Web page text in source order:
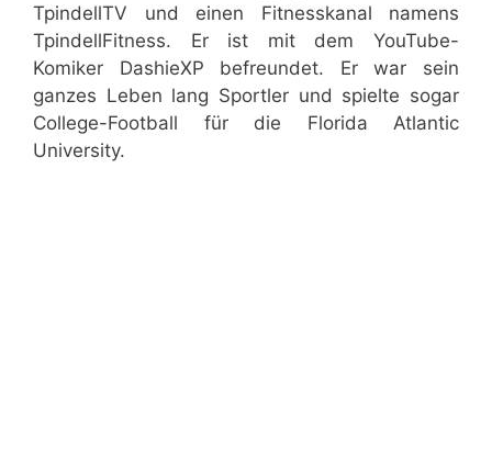
TpindellTV und einen Fitnesskanal namens
TpindellFitness. Er ist mit dem YouTube-
Komiker DashieXP befreundet. Er war sein
ganzes Leben lang Sportler und spielte sogar
College-Football für die Florida Atlantic
University.